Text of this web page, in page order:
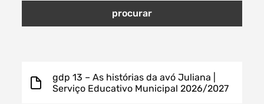
procurar
gdp 13 – As histórias da avó Juliana |
Serviço Educativo Municipal 2026/2027